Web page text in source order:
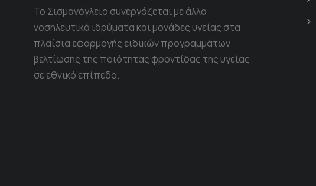
Το Σισμανόγλειο συνεργάζεται με άλλα
νοσηλευτικά ιδρύματα και μονάδες υγείας στα
πλαίσια εφαρμογής ειδικών προγραμμάτων
βελτίωσης της ποιότητας φροντίδας της υγείας
σε εθνικό επίπεδο.